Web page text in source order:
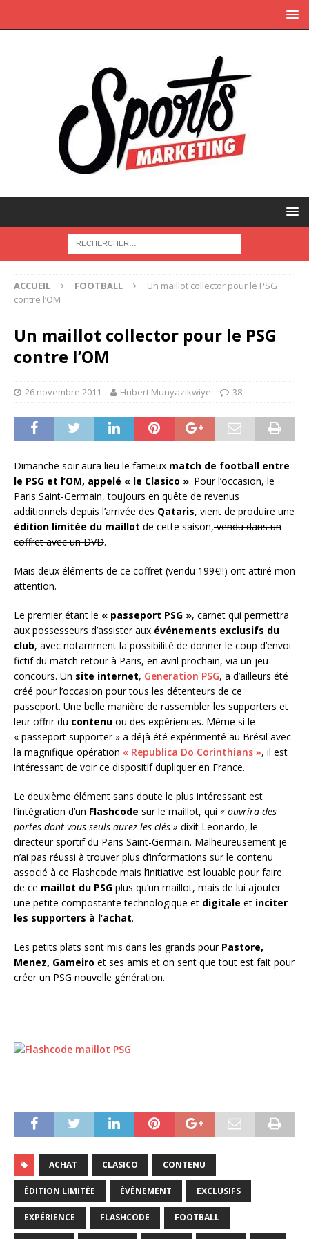
ACCUEIL FOOTBALL
Un maillot collector pour le PSG
contre l’OM
Un maillot collector pour le PSG
contre l’OM
26 novembre 2011 Hubert Munyazikwiye 38
Dimanche soir aura lieu le fameux match de football entre
le PSG et l’OM, appelé « le Clasico ». Pour l’occasion, le
Paris Saint-Germain, toujours en quête de revenus
additionnels depuis l’arrivée des Qataris, vient de produire une
édition limitée du maillot de cette saison,vendu dans un
coffret avec un DVD.
Mais deux éléments de ce coffret (vendu 199€!!) ont attiré mon
attention.
Le premier étant le « passeport PSG », carnet qui permettra
aux possesseurs d’assister aux événements exclusifs du
club, avec notamment la possibilité de donner le coup d’envoi
fictif du match retour à Paris, en avril prochain, via un jeu-
concours. Un site internet, Generation PSG, a d’ailleurs été
créé pour l’occasion pour tous les détenteurs de ce
passeport. Une belle manière de rassembler les supporters et
leur offrir du contenu ou des expériences. Même si le
« passeport supporter » a déjà été expérimenté au Brésil avec
la magnifique opération « Republica Do Corinthians », il est
intéressant de voir ce dispositif dupliquer en France.
Le deuxième élément sans doute le plus intéressant est
l’intégration d’un Flashcode sur le maillot, qui « ouvrira des
portes dont vous seuls aurez les clés » dixit Leonardo, le
directeur sportif du Paris Saint-Germain. Malheureusement je
n’ai pas réussi à trouver plus d’informations sur le contenu
associé à ce Flashcode mais l’initiative est louable pour faire
de ce maillot du PSG plus qu’un maillot, mais de lui ajouter
une petite compostante technologique et digitale et inciter
les supporters à l’achat.
Les petits plats sont mis dans les grands pour Pastore,
Menez, Gameiro et ses amis et on sent que tout est fait pour
créer un PSG nouvelle génération.
ACHAT CLASICO CONTENU
ÉDITION LIMITÉE ÉVÉNEMENT EXCLUSIFS
EXPÉRIENCE FLASHCODE FOOTBALL